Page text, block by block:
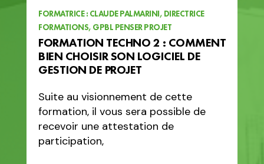
FORMATRICE : CLAUDE PALMARINI, DIRECTRICE
FORMATIONS, GPBL PENSER PROJET
FORMATION TECHNO 2 : COMMENT
BIEN CHOISIR SON LOGICIEL DE
GESTION DE PROJET
Suite au visionnement de cette
formation, il vous sera possible de
recevoir une attestation de
participation,